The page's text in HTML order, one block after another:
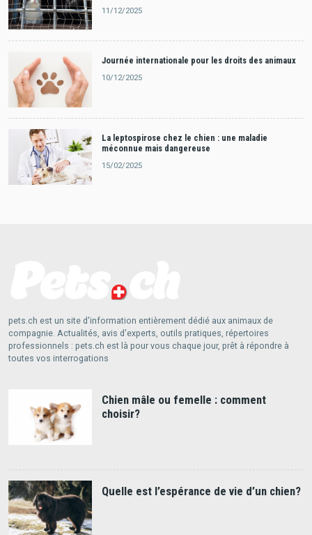
11/12/2025
Journée internationale pour les droits des animaux
10/12/2025
La leptospirose chez le chien : une maladie
méconnue mais dangereuse
15/02/2025
pets.ch est un site d'information entièrement dédié aux animaux de
compagnie. Actualités, avis d'experts, outils pratiques, répertoires
professionnels : pets.ch est là pour vous chaque jour, prêt à répondre à
toutes vos interrogations
Chien mâle ou femelle : comment
choisir?
Quelle est l’espérance de vie d’un chien?